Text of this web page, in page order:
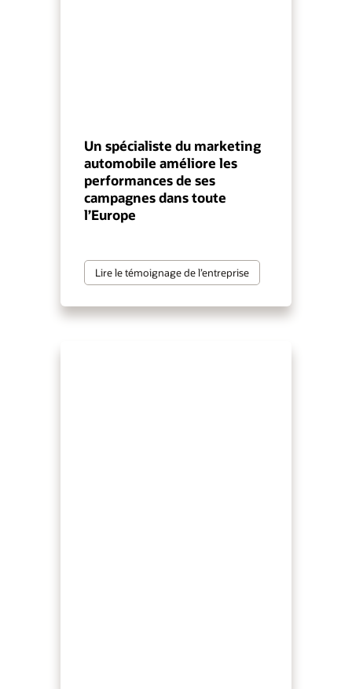
Un spécialiste du marketing
automobile améliore les
performances de ses
campagnes dans toute
l’Europe
Lire le témoignage de l’entreprise